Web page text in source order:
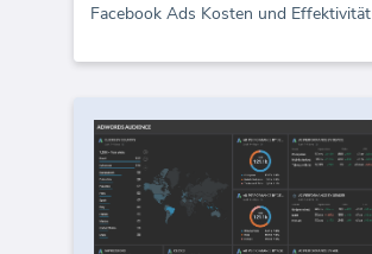
Facebook Ads Kosten und Effektivität